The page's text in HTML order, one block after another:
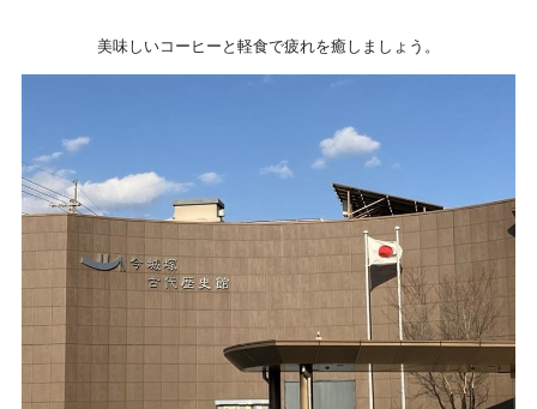
美味しいコーヒーと軽食で疲れを癒しましょう。